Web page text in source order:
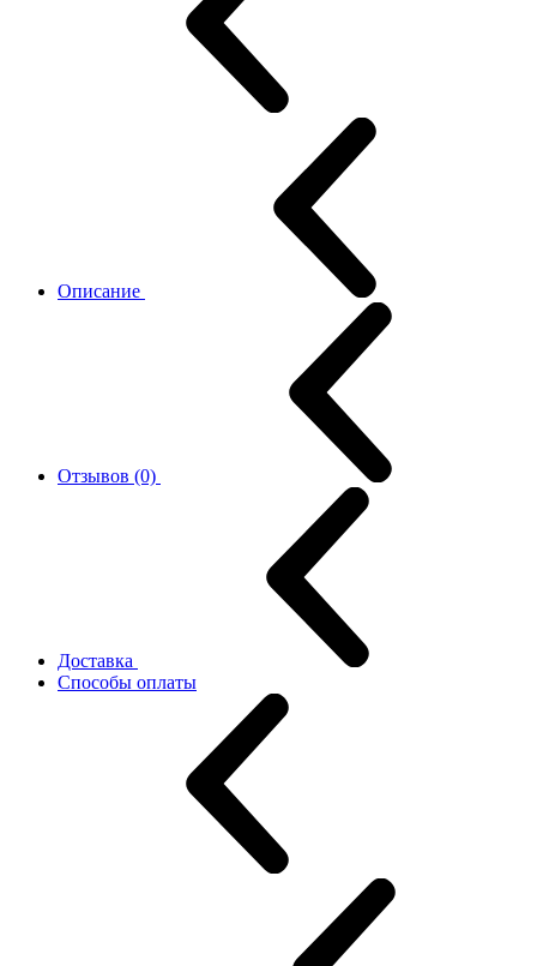
Описание
Отзывов (0)
Доставка
Способы оплаты